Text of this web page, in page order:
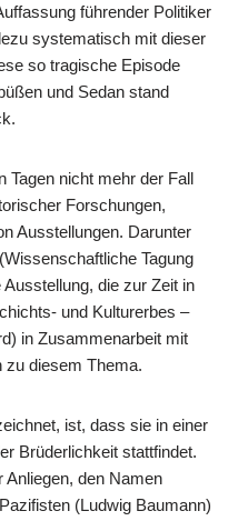
führender Politiker
systematisch mit dieser
so tragische Episode
und Sedan stand
Tagen nicht mehr der Fall
Forschungen,
Ausstellungen. Darunter
Tagung
die zur Zeit in
und Kulturerbes –
in Zusammenarbeit mit
zu diesem Thema.
ist, dass sie in einer
Brüderlichkeit stattfindet.
den Namen
(Ludwig Baumann)